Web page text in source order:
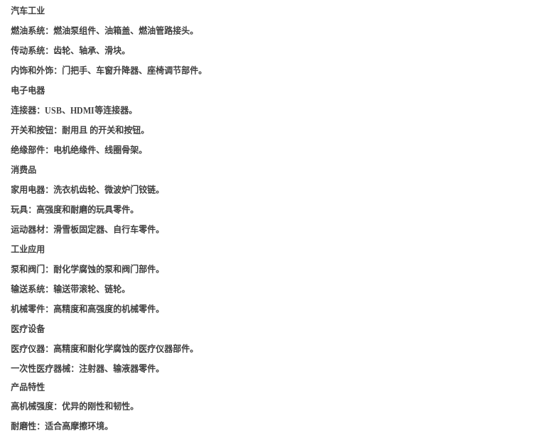
汽车工业
燃油系统：燃油泵组件、油箱盖、燃油管路接头。
传动系统：齿轮、轴承、滑块。
内饰和外饰：门把手、车窗升降器、座椅调节部件。
电子电器
连接器：USB、HDMI等连接器。
开关和按钮：耐用且 的开关和按钮。
绝缘部件：电机绝缘件、线圈骨架。
消费品
家用电器：洗衣机齿轮、微波炉门铰链。
玩具：高强度和耐磨的玩具零件。
运动器材：滑雪板固定器、自行车零件。
工业应用
泵和阀门 ：耐化学腐蚀的泵和阀门部件。
输送系统：输送带滚轮、链轮。
机械零件：高精度和高强度的机械零件。
医疗设备
医疗仪器：高精度和耐化学腐蚀的医疗仪器部件。
一次性医疗器械：注射器、输液器零件。
产品特性
高机械强度：优异的刚性和韧性。
耐磨性：适合高摩擦环境。